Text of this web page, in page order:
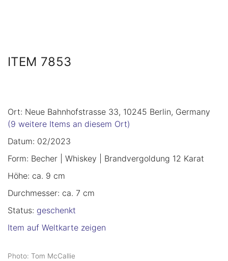
ITEM 7853
Ort: Neue Bahnhofstrasse 33, 10245 Berlin, Germany
(9 weitere Items an diesem Ort)
Datum: 02/2023
Form: Becher | Whiskey | Brandvergoldung 12 Karat
Höhe: ca. 9 cm
Durchmesser: ca. 7 cm
Status: geschenkt
Item auf Weltkarte zeigen
Photo: Tom McCallie